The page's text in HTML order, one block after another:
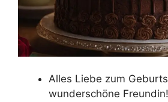
Alles Liebe zum
wunderschöne